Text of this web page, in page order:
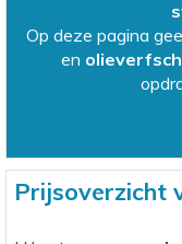
Op deze pagina
en
Prijsoverzicht